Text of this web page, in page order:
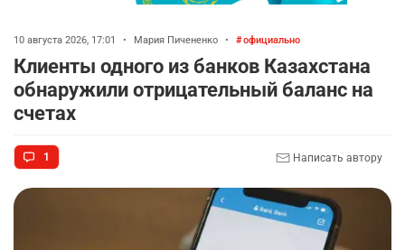
10 августа 2026, 17:01 • Мария Пичененко • официально
Клиенты одного из банков Казахстана
обнаружили отрицательный баланс на
счетах
1 Написать автору